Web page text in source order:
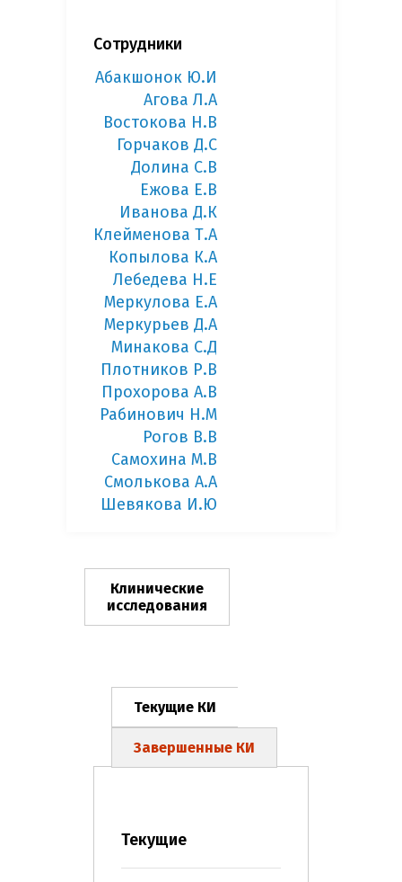
Сотрудники
Абакшонок Ю.И
Агова Л.А
Востокова Н.В
Горчаков Д.С
Долина С.В
Ежова Е.В
Иванова Д.К
Клейменова Т.А
Копылова К.А
Лебедева Н.Е
Меркулова Е.А
Меркурьев Д.А
Минакова С.Д
Плотников Р.В
Прохорова А.В
Рабинович Н.М
Рогов В.В
Самохина М.В
Смолькова А.А
Шевякова И.Ю
Клинические
исследования
Текущие КИ
Завершенные КИ
Текущие